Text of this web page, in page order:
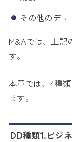
その他のデュ
M&Aでは、上記
す。
本章では、4種
ます。
DD種類1.ビジ